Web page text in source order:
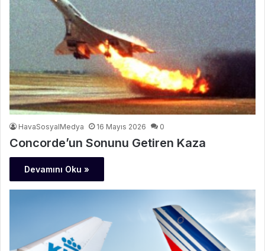
HavaSosyalMedya 16 Mayıs 2026 0
Concorde’un Sonunu Getiren Kaza
Devamını Oku »